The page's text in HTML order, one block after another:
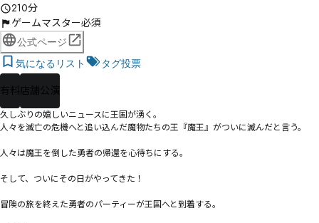
210分
ゲームマスター必須
公式ページ
気になるリスト
タグ投票
有料 店舗公演
久しぶりの嬉しいニュースに王国が湧く。
人々を滅亡の危機へと追い込んだ魔物たちの王『魔王』がついに滅んだと言う。
人々は魔王を倒した勇者の帰還を心待ちにする。
そして、ついにその日がやってきた！
冒険の旅を終えた勇者のパーティーが王国へと到着する。